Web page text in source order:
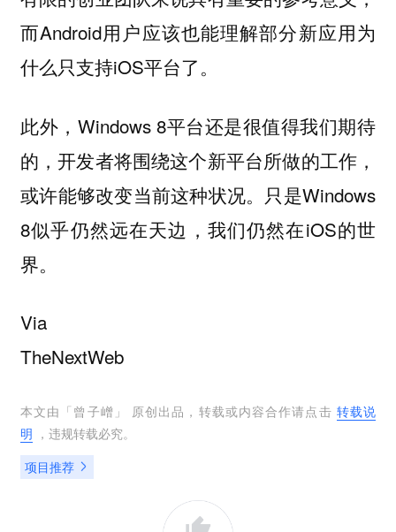
而Android用户应该也能理解部分新应用为
什么只支持iOS平台了。
此外，Windows 8平台还是很值得我们期待
的，开发者将围绕这个新平台所做的工作，
或许能够改变当前这种状况。只是Windows
8似乎仍然远在天边，我们仍然在iOS的世
界。
Via
TheNextWeb
本文由「 曾子嶒 」 原创出品，转载或内容合作请点击 转载说
明 ，违规转载必究。
项目推荐